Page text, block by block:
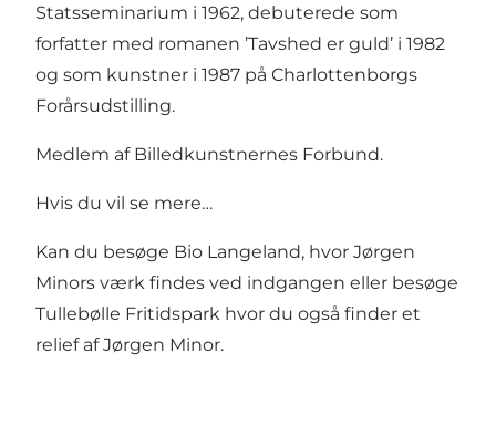
Statsseminarium i 1962, debuterede som
forfatter med romanen ’Tavshed er guld’ i 1982
og som kunstner i 1987 på Charlottenborgs
Forårsudstilling.
Medlem af Billedkunstnernes Forbund.
Hvis du vil se mere…
Kan du besøge Bio Langeland, hvor Jørgen
Minors værk findes ved indgangen eller besøge
Tullebølle Fritidspark hvor du også finder et
relief af Jørgen Minor.